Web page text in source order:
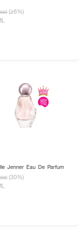
(26%)
Jenner Eau De Parfum
(30%)